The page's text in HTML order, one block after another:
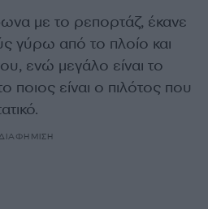
με το ρεπορτάζ, έκανε
γύρω από το πλοίο και
ενώ μεγάλο είναι το
ποιος είναι ο πιλότος που